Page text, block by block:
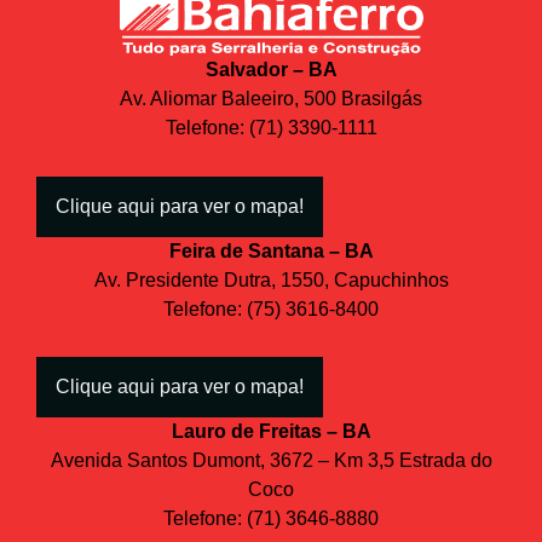
Salvador – BA
Av. Aliomar Baleeiro, 500 Brasilgás
Telefone: (71) 3390-1111
Clique aqui para ver o mapa!
Feira de Santana – BA
Av. Presidente Dutra, 1550, Capuchinhos
Telefone: (75) 3616-8400
Clique aqui para ver o mapa!
Lauro de Freitas – BA
Avenida Santos Dumont, 3672 – Km 3,5 Estrada do
Coco
Telefone: (71) 3646-8880